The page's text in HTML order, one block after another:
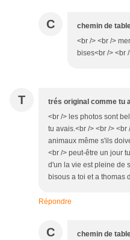
C chemin de
<br /> <br />
bises<br /> <br
T trés original comme tu
<br /> les photos sont
tu avais.<br /> <br />
animaux même s'ils
<br /> peut-être un jour
d'un la vie est pleine de
bisous a toi et a thomas
Répondre
C chemin de